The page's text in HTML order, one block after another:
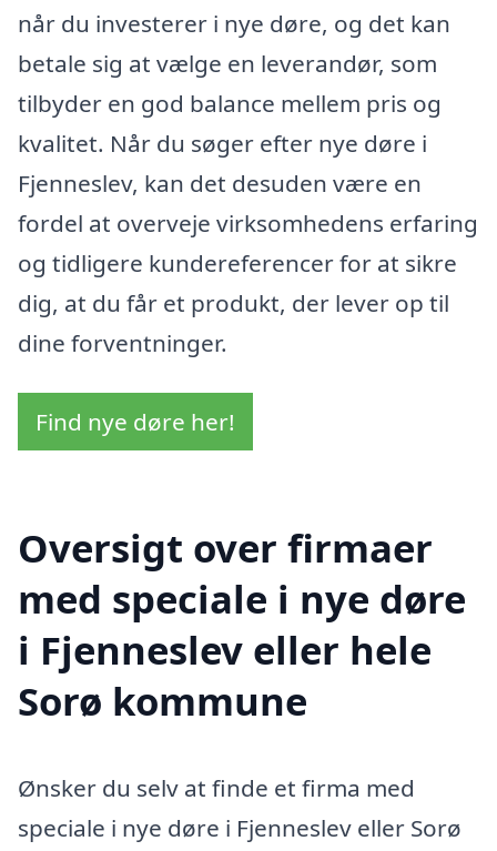
når du investerer i nye døre, og det kan
betale sig at vælge en leverandør, som
tilbyder en god balance mellem pris og
kvalitet. Når du søger efter nye døre i
Fjenneslev, kan det desuden være en
fordel at overveje virksomhedens erfaring
og tidligere kundereferencer for at sikre
dig, at du får et produkt, der lever op til
dine forventninger.
Find nye døre her!
Oversigt over firmaer
med speciale i nye døre
i Fjenneslev eller hele
Sorø kommune
Ønsker du selv at finde et firma med
speciale i nye døre i Fjenneslev eller Sorø